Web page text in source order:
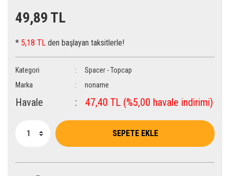
49,89 TL
* 5,18 TL den başlayan taksitlerle!
Kategori
Spacer - Topcap
Marka
noname
Havale 47,40 TL (%5,00 havale indirimi)
SEPETE EKLE